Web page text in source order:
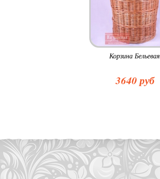
Корзина Бельевая
3640 руб